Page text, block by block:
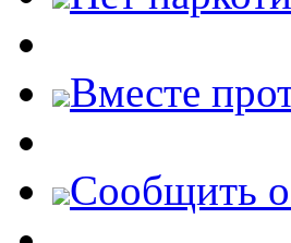
Вместе
Cообщить